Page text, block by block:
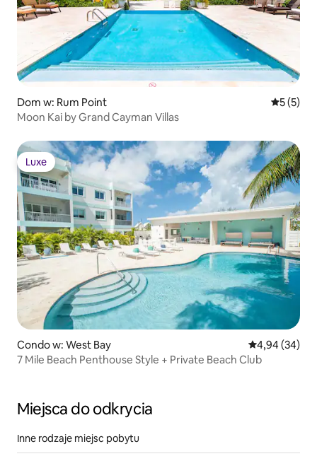
Dom w: Rum Point Średnia
5 (5)
Moon Kai by Grand Cayman Villas
Luxe
Luxe
Condo w: West Bay Średnia
4,94 (34)
7 Mile Beach Penthouse Style + Private Beach Club
Miejsca do odkrycia
Inne rodzaje miejsc pobytu